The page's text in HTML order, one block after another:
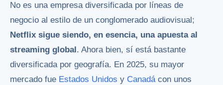
No es una empresa diversificada por líneas de
negocio al estilo de un conglomerado audiovisual;
Netflix sigue siendo, en esencia, una apuesta al
streaming global . Ahora bien, sí está bastante
diversificada por geografía. En 2025, su mayor
mercado fue Estados Unidos y Canadácon unos